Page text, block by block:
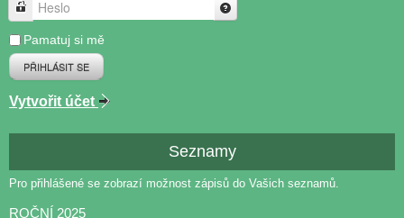
Heslo
Pamatuj si mě
PŘIHLÁSIT SE
Vytvořit účet
Seznamy
Pro přihlášené se zobrazí možnost zápisů do Vašich seznamů.
ROČNÍ 2025